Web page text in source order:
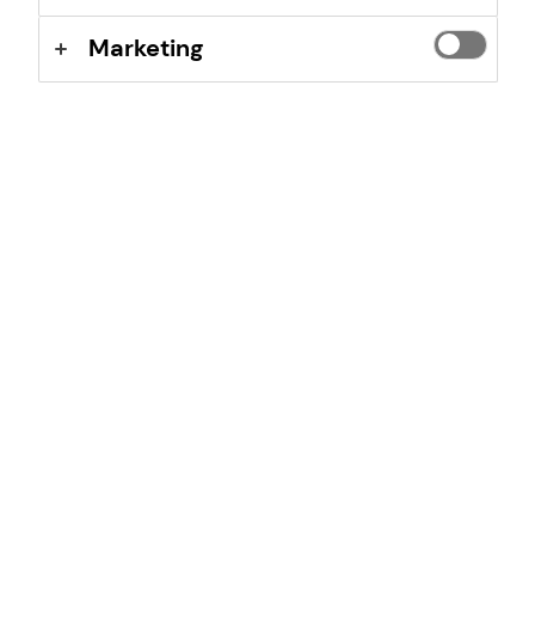
Berufsbezeichnung: Finanzanlagenvermittler nach § 34f
Abs. 1 Satz 1 Nr. 1 GewO Bundesrepublik Deutschland
Berufsrechtliche Regelungen: § 34 f Gewerbeordnung
Marketing